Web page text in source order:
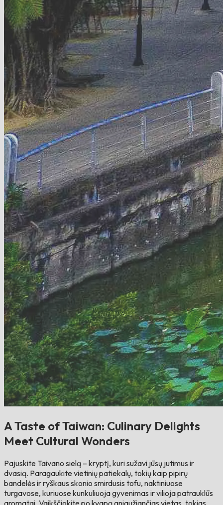
A Taste of Taiwan: Culinary Delights
Meet Cultural Wonders
Pajuskite Taivano sielą – kryptį, kuri sužavi jūsų jutimus ir
dvasią. Paragaukite vietinių patiekalų, tokių kaip pipirų
bandelės ir ryškaus skonio smirdusis tofu, naktiniuose
turgavose, kuriuose kunkuliuoja gyvenimas ir vilioja patrauklūs
aromatai. Vaikščiokite po kvapą gniaužiančias vietas, tokias